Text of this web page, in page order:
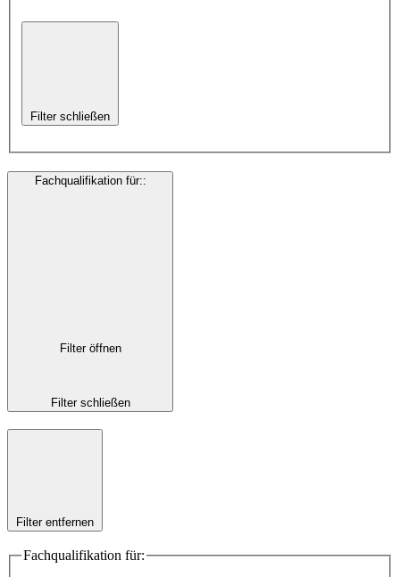
Filter schließen
Fachqualifikation für::
Filter öffnen
Filter schließen
Filter entfernen
Fachqualifikation für: